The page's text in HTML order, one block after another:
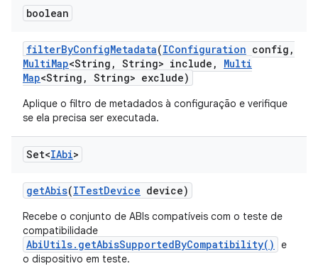
boolean
filterByConfigMetadata(IConfiguration config ,
MultiMap<String , String> include ,
Multi
Map<String , String> exclude)
Aplique o filtro de metadados à configuração e verifique
se ela precisa ser executada.
Set<IAbi>
getAbis(ITestDevice device)
Recebe o conjunto de ABIs compatíveis com o teste de
compatibilidade
AbiUtils.getAbisSupportedByCompatibility()
e
o dispositivo em teste.